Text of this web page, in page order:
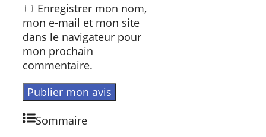
Enregistrer mon nom,
mon e-mail et mon site
dans le navigateur pour
mon prochain
commentaire.
Sommaire